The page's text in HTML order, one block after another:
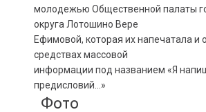
молодежью Общественной палаты
округа Лотошино Вере
Ефимовой, которая их напечатала и
средствах массовой
информации под названием «Я
предисловий…»
Фото